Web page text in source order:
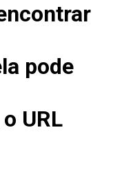
pode
URL